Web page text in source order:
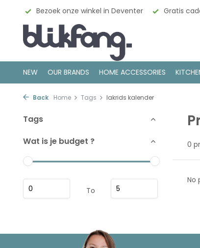
Bezoek onze winkel in Deventer Gratis
NEW OUR BRANDS HOME ACCESSORIES
Back Home Tags lakrids kalender
Tags
Wat is je budget ?
To
0
No